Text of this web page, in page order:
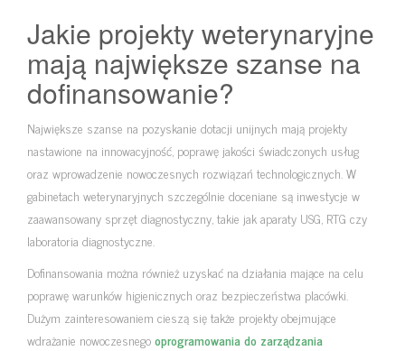
Jakie projekty weterynaryjne
mają największe szanse na
dofinansowanie?
Największe szanse na pozyskanie dotacji unijnych mają projekty
nastawione na innowacyjność, poprawę jakości świadczonych usług
oraz wprowadzenie nowoczesnych rozwiązań technologicznych. W
gabinetach weterynaryjnych szczególnie doceniane są inwestycje w
zaawansowany sprzęt diagnostyczny, takie jak aparaty USG, RTG czy
laboratoria diagnostyczne.
Dofinansowania można również uzyskać na działania mające na celu
poprawę warunków higienicznych oraz bezpieczeństwa placówki.
Dużym zainteresowaniem cieszą się także projekty obejmujące
wdrażanie nowoczesnegooprogramowania do zarządzania